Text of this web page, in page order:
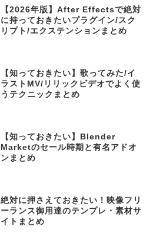
【2026年版】After Effectsで絶対
に持っておきたいプラグイン/スク
リプト/エクステンションまとめ
【知っておきたい】歌ってみた/イ
ラストMV/リリックビデオでよく使
うテクニックまとめ
【知っておきたい】Blender
Marketのセール時期と有名アドオ
ンまとめ
絶対に押さえておきたい！映像フリ
ーランス御用達のテンプレ・素材サ
イトまとめ